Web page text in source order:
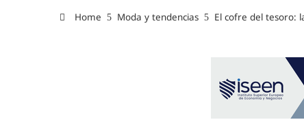
Home Moda y tendencias El cofre del tesoro: